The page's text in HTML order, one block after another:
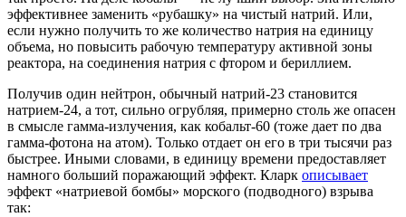
эффективнее заменить «рубашку» на чистый натрий. Или,
если нужно получить то же количество натрия на единицу
объема, но повысить рабочую температуру активной зоны
реактора, на соединения натрия с фтором и бериллием.
Получив один нейтрон, обычный натрий-23 становится
натрием-24, а тот, сильно огрубляя, примерно столь же опасен
в смысле гамма-излучения, как кобальт-60 (тоже дает по два
гамма-фотона на атом). Только отдает он его в три тысячи раз
быстрее. Иными словами, в единицу времени предоставляет
намного больший поражающий эффект. Кларк описывает
эффект «натриевой бомбы» морского (подводного) взрыва
так: